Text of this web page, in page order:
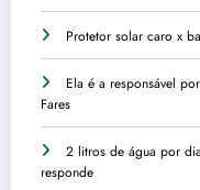
Protetor solar caro x
Ela é a responsável
Fares
2 litros de água por
responde